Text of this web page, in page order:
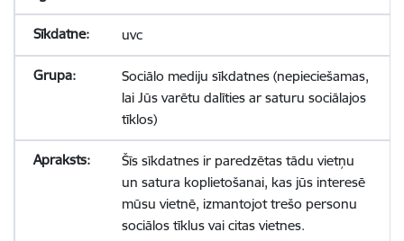
uvc
Sociālo mediju sīkdatnes (nepieciešamas,
lai Jūs varētu dalīties ar saturu sociālajos
tīklos)
Šīs sīkdatnes ir paredzētas tādu vietņu
un satura koplietošanai, kas jūs interesē
mūsu vietnē, izmantojot trešo personu
sociālos tīklus vai citas vietnes.